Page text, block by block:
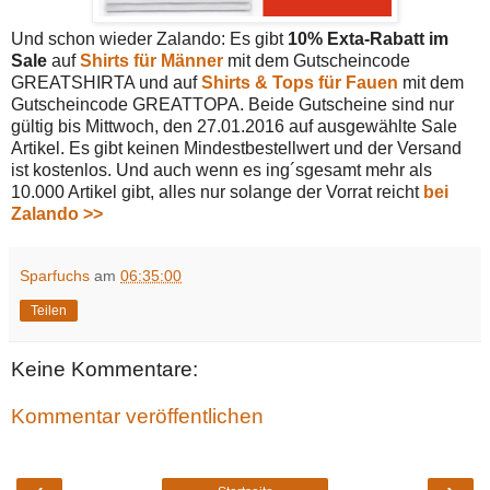
Und schon wieder Zalando: Es gibt 10% Exta-Rabatt im
Sale aufShirts für Männer mit dem Gutscheincode
GREATSHIRTA und aufShirts & Tops für Fauen mit dem
Gutscheincode GREATTOPA. Beide Gutscheine sind nur
gültig bis Mittwoch, den 27.01.2016 auf ausgewählte Sale
Artikel. Es gibt keinen Mindestbestellwert und der Versand
ist kostenlos. Und auch wenn es ing´sgesamt mehr als
10.000 Artikel gibt, alles nur solange der Vorrat reicht bei
Zalando >>
Sparfuchs am 06:35:00
Teilen
Keine Kommentare:
Kommentar veröffentlichen